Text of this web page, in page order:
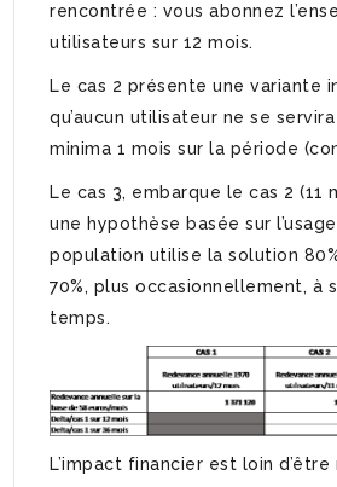
rencontrée : vous abonnez
utilisateurs sur 12 mois.
Le cas 2 présente une variante
qu’aucun utilisateur ne se
minima 1 mois sur la période
Le cas 3, embarque le cas 2 (11
une hypothèse basée sur
population utilise la solution
70%, plus occasionnellement, à
temps.
L’impact financier est loin d’être